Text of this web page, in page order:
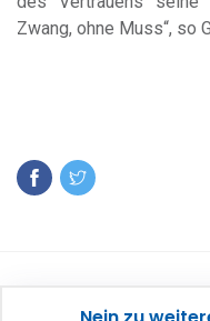
Zwang, ohne Muss“, so